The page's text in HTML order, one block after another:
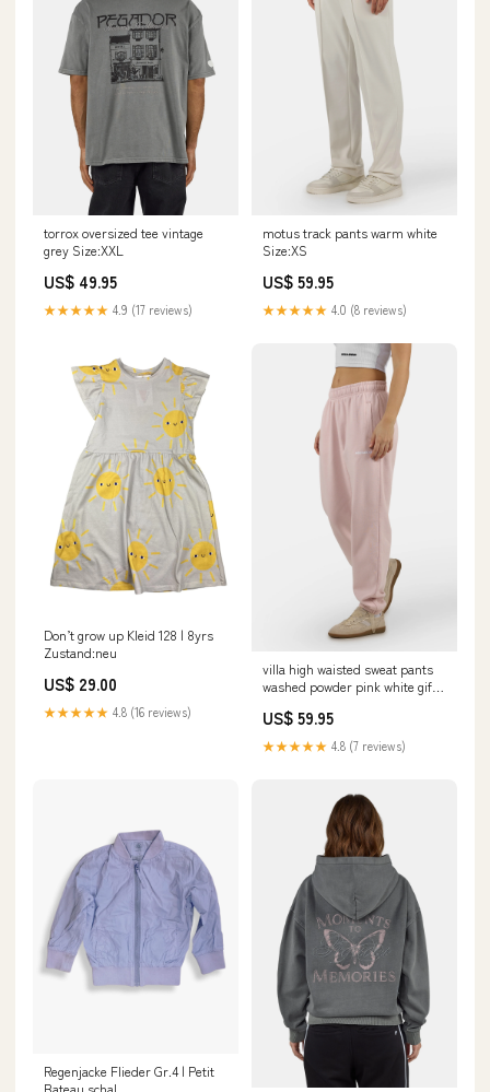
torrox oversized tee vintage
grey Size:XXL
US$ 49.95
★★★★★ 4.9 (17 reviews)
motus track pants warm white
Size:XS
US$ 59.95
★★★★★ 4.0 (8 reviews)
Don’t grow up Kleid 128 | 8yrs
Zustand:neu
US$ 29.00
★★★★★ 4.8 (16 reviews)
villa high waisted sweat pants
washed powder pink white gift
US$ 59.95
★★★★★ 4.8 (7 reviews)
Regenjacke Flieder Gr.4 | Petit
Bateau schal